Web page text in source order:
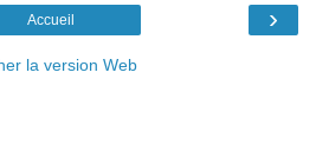
›
Accueil
la version Web